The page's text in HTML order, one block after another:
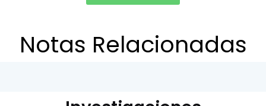
Notas Relacionadas